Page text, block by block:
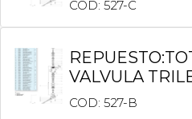
COD: 527-C
VALVULA
COD: 527-B